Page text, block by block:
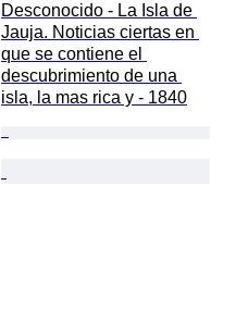
Desconocido - La Isla de
Jauja. Noticias ciertas en
que se contiene el
descubrimiento de una
isla, la mas rica y - 1840